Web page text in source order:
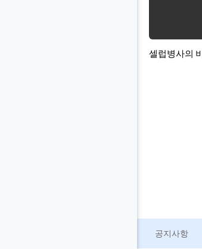
셀럽병사의
공지사항